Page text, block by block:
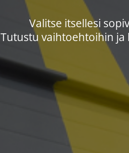
Valitse itsellesi
​​​​​​​Tutustu vaihtoehtoihin ja